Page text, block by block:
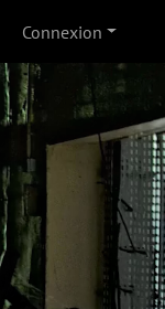
Connexion